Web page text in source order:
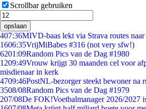
Scrollbar gebruiken
opslaan
407:36MIVD-baas lekt via Strava routes naar
1606:35VrijMiBabes #316 (not very sfw!)
6201:09Random Pics van de Dag #1980
1209:49Vrouw krijgt 30 maanden cel voor
misdienaar in kerk
4709:46PostNL-bezorger steekt bewoner na
3508/08Random Pics van de Dag #1979
207/08De FOK!Voetbalmanager 2026/2027